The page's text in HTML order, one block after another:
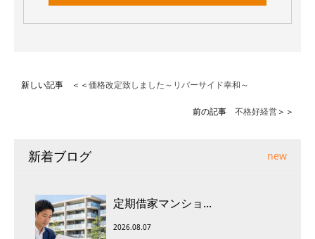
新しい記事 ＜＜価格改定致しました～リバーサイド幸和～
前の記事 不格好経営＞＞
新着ブログ new
定期借家マンショ...
2026.08.07